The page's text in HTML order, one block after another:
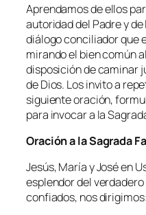
Aprendamos de ellos
autoridad del Padre y
diálogo conciliador que
mirando el bien común
disposición de caminar
de Dios. Los invito a
siguiente oración,
para invocar a la
Oración a la Sagrada
Jesús, María y José en
esplendor del verdadero
confiados, nos dirigimos: